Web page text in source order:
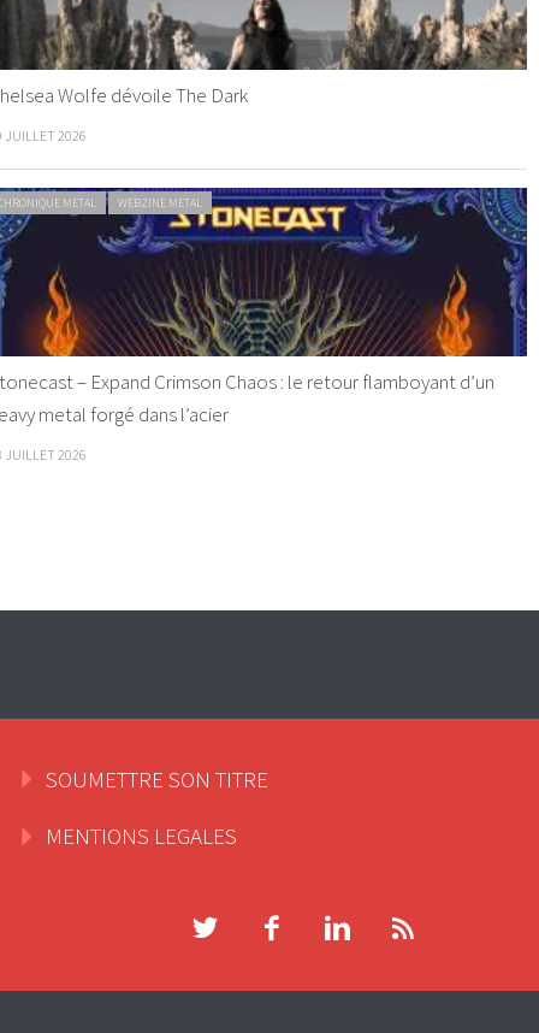
Wolfe dévoile The Dark
JUILLET 2026
METAL WEBZINE METAL
– Expand Crimson Chaos : le retour flamboyant d’un
metal forgé dans l’acier
JUILLET 2026
SOUMETTRE SON TITRE
MENTIONS LEGALES